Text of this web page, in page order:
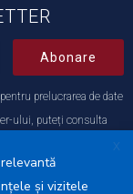
Abonare
prelucrarea de date
ului, puteți consulta
X
și vizitele